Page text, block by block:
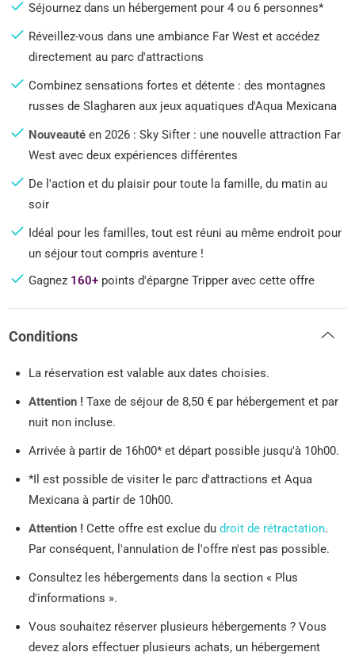
Séjournez dans un hébergement pour 4 ou 6 personnes*
Réveillez-vous dans une ambiance Far West et accédez
directement au parc d'attractions
Combinez sensations fortes et détente : des montagnes
russes de Slagharen aux jeux aquatiques d'Aqua Mexicana
Nouveauté en 2026 : Sky Sifter : une nouvelle attraction Far
West avec deux expériences différentes
De l'action et du plaisir pour toute la famille, du matin au
soir
Idéal pour les familles, tout est réuni au même endroit pour
un séjour tout compris aventure !
Gagnez 160+ points d'épargne Tripper avec cette offre
Conditions
La réservation est valable aux dates choisies.
Attention ! Taxe de séjour de 8,50 € par hébergement et par
nuit non incluse.
Arrivée à partir de 16h00* et départ possible jusqu'à 10h00.
*Il est possible de visiter le parc d'attractions et Aqua
Mexicana à partir de 10h00.
Attention ! Cette offre est exclue dudroit de rétractation.
Par conséquent, l'annulation de l'offre n'est pas possible.
Consultez les hébergements dans la section « Plus
d'informations ».
Vous souhaitez réserver plusieurs hébergements ? Vous
devez alors effectuer plusieurs achats, un hébergement